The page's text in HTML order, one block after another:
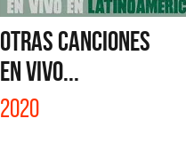
OTRAS CANCIONES
EN VIVO...
2020